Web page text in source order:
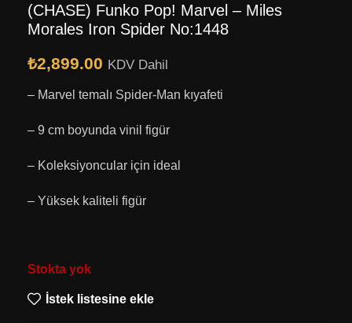
(CHASE) Funko Pop! Marvel – Miles
Morales Iron Spider No:1448
₺2,899.00 KDV Dahil
– Marvel temalı Spider-Man kıyafeti
– 9 cm boyunda vinil figür
– Koleksiyoncular için ideal
– Yüksek kaliteli figür
Stokta yok
İstek listesine ekle